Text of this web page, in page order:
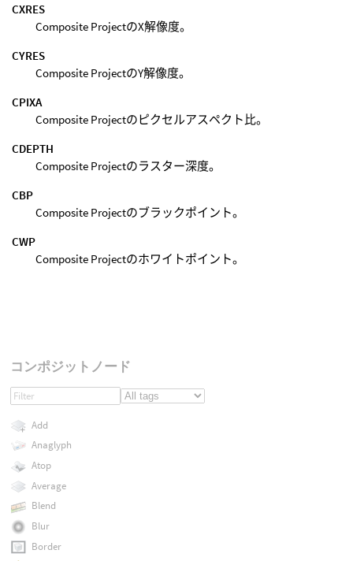
CXRES
Composite ProjectのX解像度。
CYRES
Composite ProjectのY解像度。
CPIXA
Composite Projectのピクセルアスペクト比。
CDEPTH
Composite Projectのラスター深度。
CBP
Composite Projectのブラックポイント。
CWP
Composite Projectのホワイトポイント。
コンポジットノード
Add
Anaglyph
Atop
Average
Blend
Blur
Border